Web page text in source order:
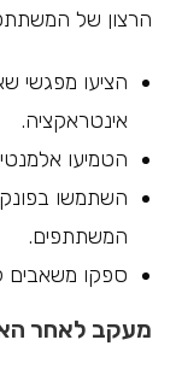
הרצון של
הציעו מפגשי
אינטראקציה.
הטמיעו
השתמשו
המשתתפים.
ספקו משאבים
מעקב לאחר